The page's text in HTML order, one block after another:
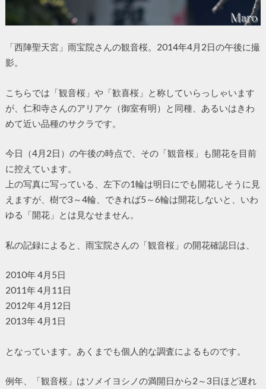
「西陣聖天宮」雨宝院さんの観音桜。2014年4月2日の午後に撮
影。
こちらでは「観音桜」や「歓喜桜」と称していらっしゃいます
が、仁和寺さんのアリアケ（御室有明）と同種、あるいはきわ
めて近い品種のサクラです。
今日（4月2日）の午後の時点で、その「観音桜」も開花を目前
に控えています。
上の写真に写っている、左下の1輪は明日にでも開花しそうに見
えますが、樹で3～4輪、できれば5～6輪は開花しないと、いわ
ゆる「開花」とは見なせません。
私の記録によると、雨宝院さんの「観音桜」の開花確認日は、
2010年 4月5日
2011年 4月11日
2012年 4月12日
2013年 4月1日
となっています。あくまでも個人的な調査によるものです。
例年、「観音桜」はソメイヨシノの満開日から2～3日ほど遅れ